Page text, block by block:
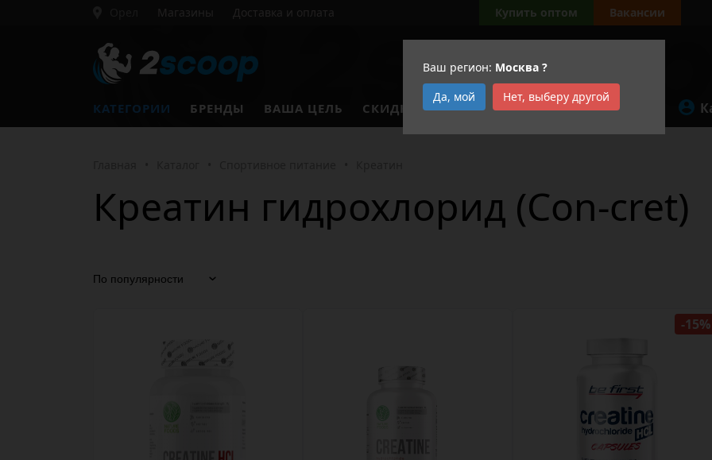
Ваш регион: Москва ?
Да, мой
Нет, выберу другой
Магазины Доставка и оплата Купить оптом Вакансии
КАТЕГОРИИ БРЕНДЫ ВАША ЦЕЛЬ СКИДКИ АКЦИИ
Креатин гидрохлорид (Con-cret)
-15%